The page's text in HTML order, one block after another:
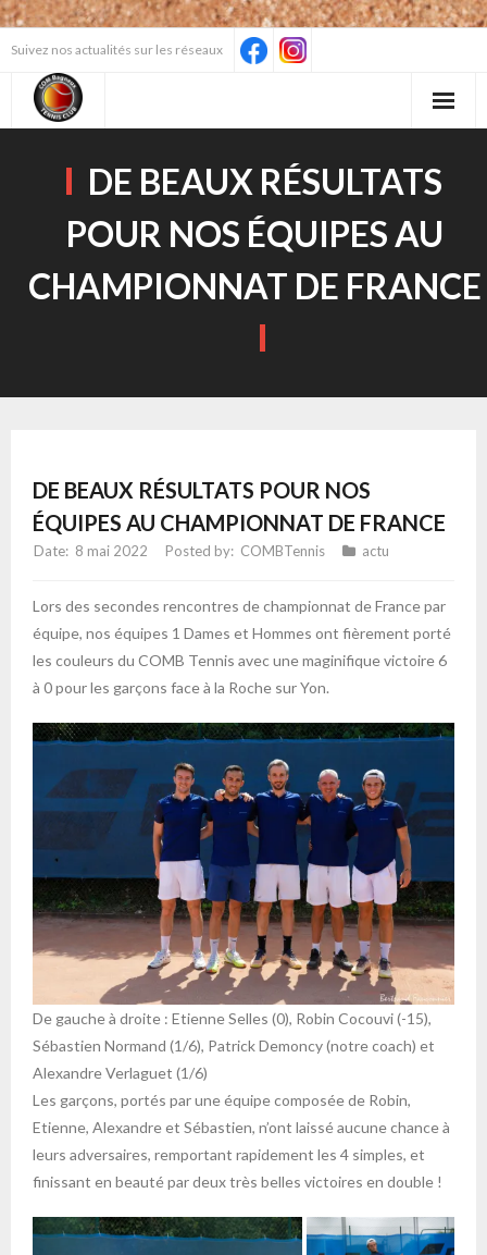
Skip
content
Suivez nos actualités sur les réseaux
DE BEAUX RÉSULTATS
POUR NOS ÉQUIPES AU
CHAMPIONNAT DE FRANCE
DE BEAUX RÉSULTATS POUR NOS
ÉQUIPES AU CHAMPIONNAT DE FRANCE
8 mai 2022 COMBTennis actu
Lors des secondes rencontres de championnat de France par
équipe, nos équipes 1 Dames et Hommes ont fièrement porté
les couleurs du COMB Tennis avec une maginifique victoire 6
à 0 pour les garçons face à la Roche sur Yon.
De gauche à droite : Etienne Selles (0), Robin Cocouvi (-15),
Sébastien Normand (1/6), Patrick Demoncy (notre coach) et
Alexandre Verlaguet (1/6)
Les garçons, portés par une équipe composée de Robin,
Etienne, Alexandre et Sébastien, n’ont laissé aucune chance à
leurs adversaires, remportant rapidement les 4 simples, et
finissant en beauté par deux très belles victoires en double !